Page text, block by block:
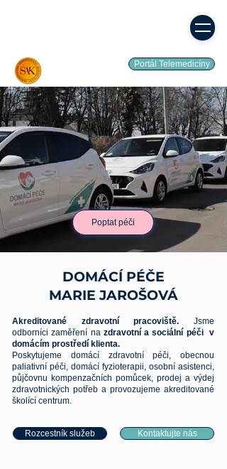
Portál Telemedicíny
Poptat péči
DOMÁCÍ PÉČE
MARIE JAROŠOVÁ
Akreditované zdravotní pracoviště. Jsme
odborníci zaměření na zdravotní a sociální péči v
domácím prostředí klienta.
Poskytujeme domácí zdravotní péči, obecnou
paliativní péči, domácí fyzioterapii, osobní asistenci,
půjčovnu kompenzačních pomůcek, prodej a výdej
zdravotnických potřeb a provozujeme akreditované
školící centrum.
Rozcestník služeb Kontaktujte nás